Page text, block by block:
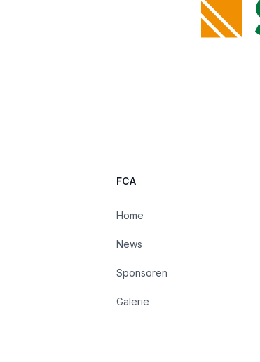
FCA
Home
News
Sponsoren
Galerie